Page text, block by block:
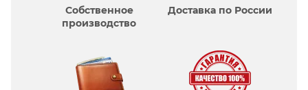
Собственное
производcтво
Доставка по России